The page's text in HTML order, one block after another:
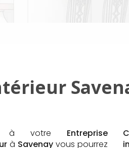
à votre Entreprise
à Savenayvous pourrez